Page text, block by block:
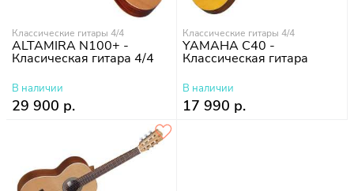
Классические гитары 4/4
ALTAMIRA N100+ -
Класическая гитара 4/4
В наличии
29 900 р.
Классические гитары 4/4
YAMAHA C40 -
Классическая гитара
В наличии
17 990 р.